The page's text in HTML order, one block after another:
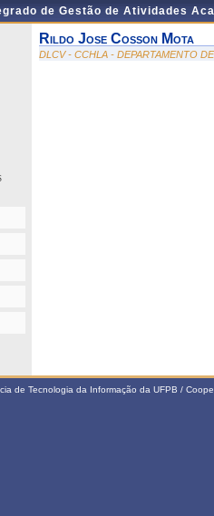
de Gestão de Atividades
Rildo Jose Cosson Mota
DLCV - CCHLA - DEPARTAMENTO
de Tecnologia da Informação da UFPB /